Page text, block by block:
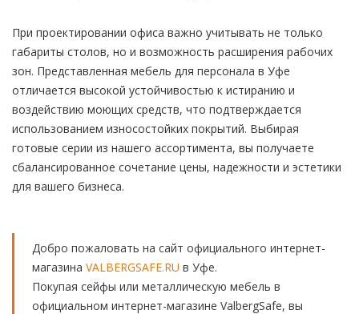
При проектировании офиса важно учитывать не только
габариты столов, но и возможность расширения рабочих
зон. Представленная мебель для персонала в Уфе
отличается высокой устойчивостью к истиранию и
воздействию моющих средств, что подтверждается
использованием износостойких покрытий. Выбирая
готовые серии из нашего ассортимента, вы получаете
сбалансированное сочетание цены, надежности и эстетики
для вашего бизнеса.
Добро пожаловать на сайт официального интернет-
магазина VALBERGSAFE.RU в Уфе.
Покупая сейфы или металлическую мебель в
официальном интернет-магазине ValbergSafe, вы